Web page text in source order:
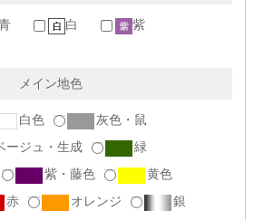
白
紫
メイン地色
白色
灰色・鼠
ージュ・生成
緑
紫・藤色
黄色
赤 オレンジ
銀